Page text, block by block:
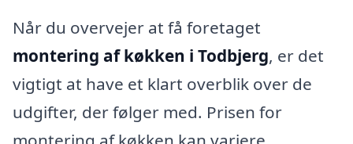
Når du overvejer at få foretaget
montering af køkken i Todbjerg, er det
vigtigt at have et klart overblik over de
udgifter, der følger med. Prisen for